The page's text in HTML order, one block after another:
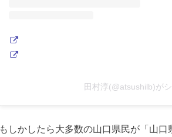
田村淳(@atsushilb)が
もしかしたら大多数の山口県民が「山口